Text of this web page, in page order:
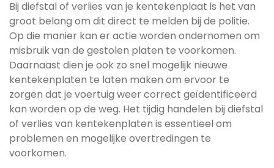
Bij diefstal of verlies van je kentekenplaat is het van
groot belang om dit direct te melden bij de politie.
Op die manier kan er actie worden ondernomen om
misbruik van de gestolen platen te voorkomen.
Daarnaast dien je ook zo snel mogelijk nieuwe
kentekenplaten te laten maken om ervoor te
zorgen dat je voertuig weer correct geïdentificeerd
kan worden op de weg. Het tijdig handelen bij diefstal
of verlies van kentekenplaten is essentieel om
problemen en mogelijke overtredingen te
voorkomen.